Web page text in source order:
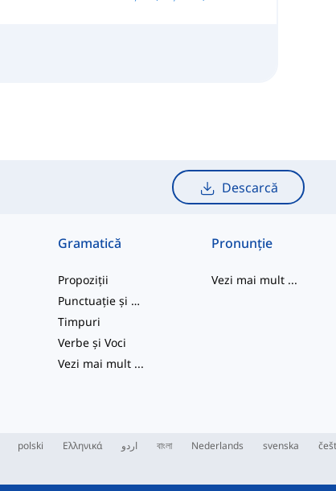
Descarcă
Gramatică
Propoziții
Punctuație și Ortografie
Timpuri
Verbe și Voci
Vezi mai mult ...
Pronunție
Vezi mai mult ...
polski Ελληνικά اردو বাংলা Nederlands svenska